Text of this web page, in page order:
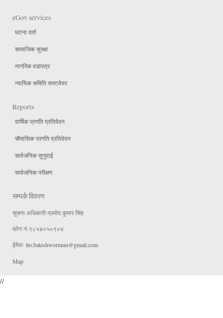
eGov services
घटना दर्ता
सामाजिक सुरक्षा
नागरिक वडापत्र
न्यायिक समिति सफ्टवेयर
Reports
वार्षिक प्रगति प्रतिवेदन
चौमासिक प्रगति प्रतिवेदन
सार्वजनिक सुनुवाई
सार्वजनिक परीक्षण
सम्पर्क विवरण
सुचना अधिकारीःप्रमोद कुमार सिंह
फोन नंः९८५४०५०९०४
ईमेलः ito.bateshwormun@gmail.com
Map
//